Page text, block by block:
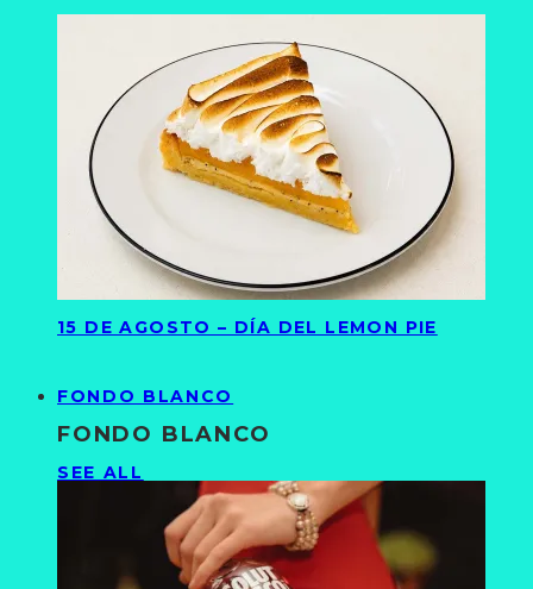
15 DE AGOSTO – DÍA DEL LEMON PIE
FONDO BLANCO
FONDO BLANCO
SEE ALL